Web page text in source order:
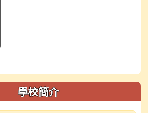
學校簡介